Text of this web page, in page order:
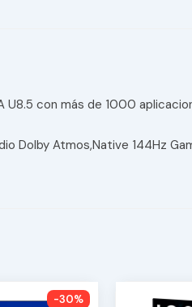
U8.5 con más de 1000
Dolby Atmos,Native 144Hz
-30%